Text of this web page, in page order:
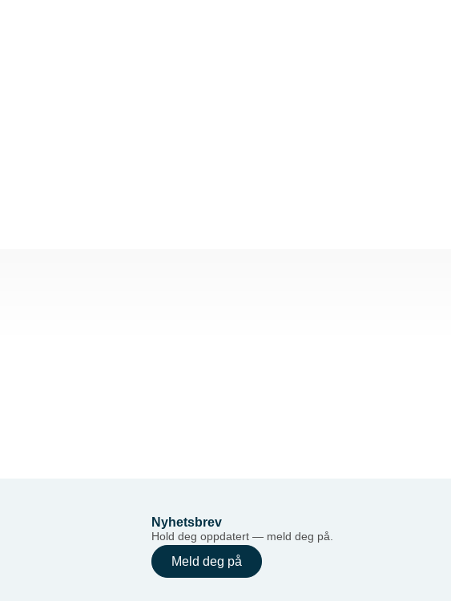
Nyhetsbrev
Hold deg oppdatert — meld deg på.
Meld deg på